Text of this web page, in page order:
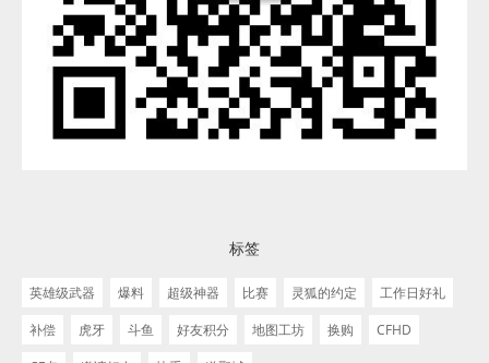
标签
英雄级武器 爆料 超级神器 比赛 灵狐的约定
工作日好礼
补偿
虎牙 斗鱼 好友积分 地图工坊 换购
CFHD